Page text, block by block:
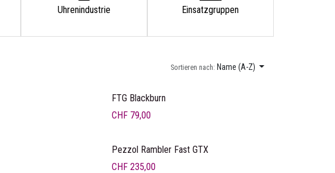
Uhrenindustrie Einsatzgruppen
Sortieren nach: Name (A-Z)
Ankerpreis
FTG Blackburn
CHF 79,00
Neu!
Pezzol Rambler Fast GTX
CHF 235,00